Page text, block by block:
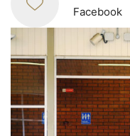
Facebook